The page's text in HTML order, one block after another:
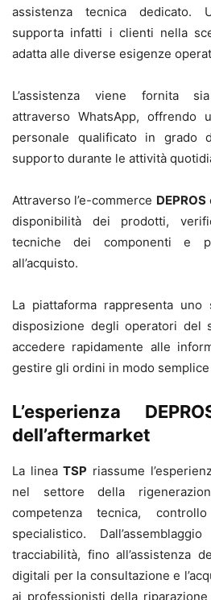
assistenza tecnica dedicato.
supporta infatti i clienti nella
adatta alle diverse esigenze
L’assistenza viene fornita
attraverso WhatsApp, offrendo
personale qualificato in grado
supporto durante le attività
Attraverso l’e-commerce DEPROS
disponibilità dei prodotti,
tecniche dei componenti e
all’acquisto.
La piattaforma rappresenta
disposizione degli operatori del
accedere rapidamente alle
gestire gli ordini in modo
L’esperienza
dell’aftermarket
La lineaTSP riassume
nel settore della
competenza tecnica,
specialistico.
tracciabilità, fino all’assistenza
digitali per la consultazione e
ai professionisti della